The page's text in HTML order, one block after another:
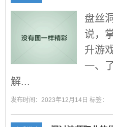
盘丝
说，
升游
一、
解...
发布时间：2023年12月14日 标签：